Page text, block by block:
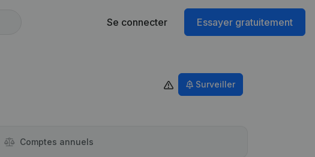
Se connecter Essayer gratuitement
Surveiller
Comptes annuels